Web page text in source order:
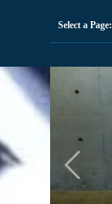
Select a Page: